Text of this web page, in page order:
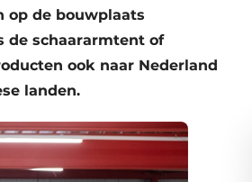
op de bouwplaats
de schaararmtent of
ook naar Nederland
landen.